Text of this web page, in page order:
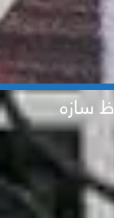
سازه